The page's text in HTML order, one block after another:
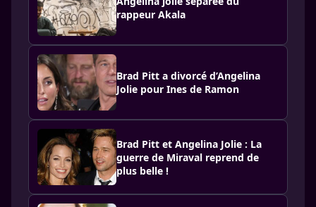
rappeur Akala
Brad Pitt a divorcé d’Angelina
Jolie pour Ines de Ramon
Brad Pitt et Angelina Jolie : La
guerre de Miraval reprend de
plus belle !